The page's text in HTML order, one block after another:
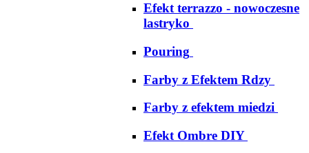
Efekt terrazzo - nowoczesne
lastryko
Pouring
Farby z Efektem Rdzy
Farby z efektem miedzi
Efekt Ombre DIY